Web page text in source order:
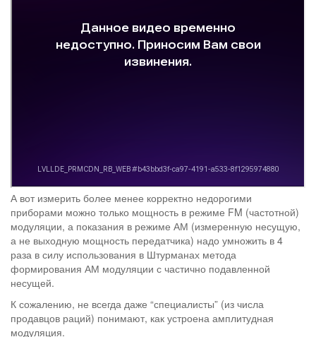
А вот измерить более менее корректно недорогими
приборами можно только мощность в режиме FM (частотной)
модуляции, а показания в режиме АМ (измеренную несущую,
а не выходную мощность передатчика) надо умножить в 4
раза в силу использования в Штурманах метода
формирования АМ модуляции с частично подавленной
несущей.
К сожалению, не всегда даже “специалисты” (из числа
продавцов раций) понимают, как устроена амплитудная
модуляция.